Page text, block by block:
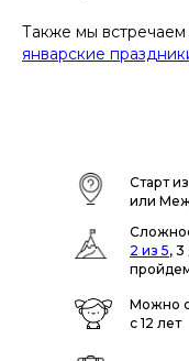
Также мы
январские
Старт
или
2 из 5, 3
Можно
с 12 лет